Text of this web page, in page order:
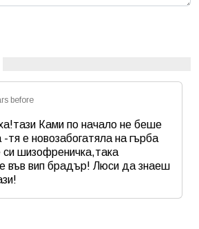
before
Ками по начало не беше
тя е новозабогатяла на гърба
шизофреничка,така
във вип брадър! Люси да знаеш